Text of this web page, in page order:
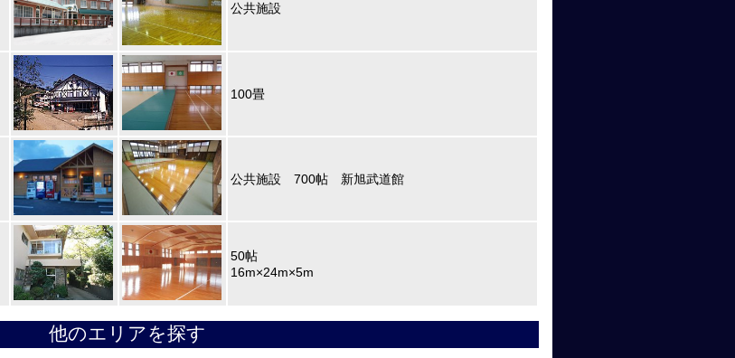
公共施設
100畳
公共施設 700帖 新旭武道館
50帖
16m×24m×5m
他のエリアを探す